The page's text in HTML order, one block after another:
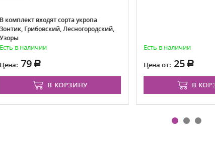
входят сорта укропа
Грибовский, Лесногородский,
наличии
79
В КОРЗИНУ
Есть в наличии
Цена от: 25
В КОРЗИНУ